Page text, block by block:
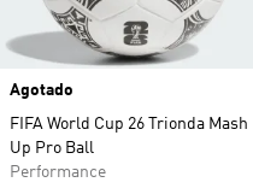
Agotado
FIFA World Cup 26 Trionda Mash
Up Pro Ball
Performance